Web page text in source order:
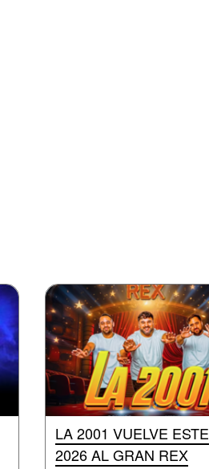
LA 2001 VUELVE ESTE
2026 AL GRAN REX